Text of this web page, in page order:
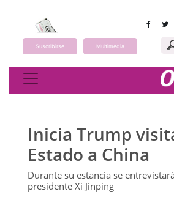
Suscribirse Multimedia
Inicia Trump
Estado a China
Durante su estancia se
presidente Xi Jinping